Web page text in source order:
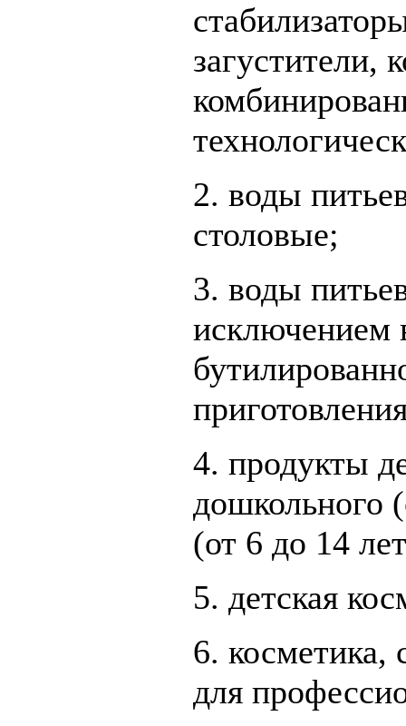
загустители,
2. воды
столовые;
3. воды
исключением
4. продукты
дошкольного
(от 6 до 14
5. детская
6. косметика,
для